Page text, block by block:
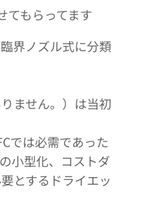
てもらってます
界ノズル式に分類
ません。）は当初
では必需であった
小型化、コストダ
とするドライエッ